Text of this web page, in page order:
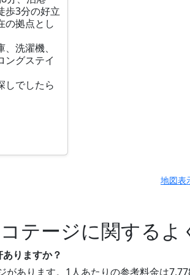
歩3分の好立
の拠点とし
洗濯機、
ングステイ
しでしたら
地図表
テージに関するよ
りますか？
があります。1人あたりの参考料金は